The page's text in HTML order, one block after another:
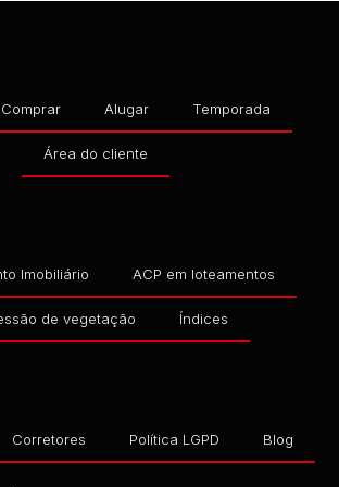
Comprar Alugar Temporada
Área do cliente
Imobiliário ACP em loteamentos
de vegetação Índices
Corretores Política LGPD Blog